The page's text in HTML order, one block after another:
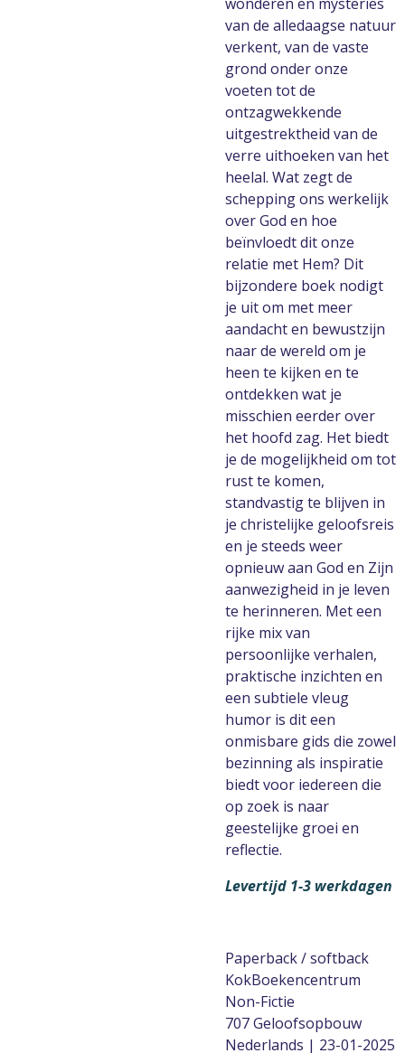
van de alledaagse natuur
verkent, van de vaste
grond onder onze
voeten tot de
ontzagwekkende
uitgestrektheid van de
verre uithoeken van het
heelal. Wat zegt de
schepping ons werkelijk
over God en hoe
beïnvloedt dit onze
relatie met Hem? Dit
bijzondere boek nodigt
je uit om met meer
aandacht en bewustzijn
naar de wereld om je
heen te kijken en te
ontdekken wat je
misschien eerder over
het hoofd zag. Het biedt
je de mogelijkheid om tot
rust te komen,
standvastig te blijven in
je christelijke geloofsreis
en je steeds weer
opnieuw aan God en Zijn
aanwezigheid in je leven
te herinneren. Met een
rijke mix van
persoonlijke verhalen,
praktische inzichten en
een subtiele vleug
humor is dit een
onmisbare gids die zowel
bezinning als inspiratie
biedt voor iedereen die
op zoek is naar
geestelijke groei en
reflectie.
Levertijd 1-3 werkdagen
Paperback / softback
KokBoekencentrum
Non-Fictie
707 Geloofsopbouw
Nederlands | 23-01-2025